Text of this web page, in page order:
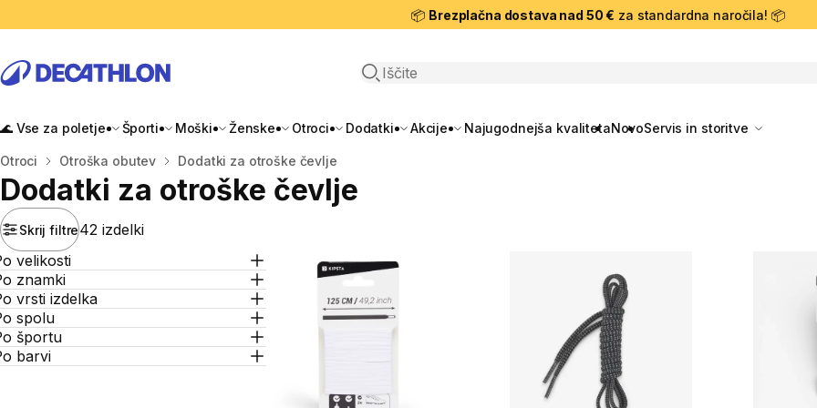
📦 Brezplačna dostava nad 50 € za standardna naročila! 📦
Odpri iskanje
🌊 Vse za poletje Športi Moški Ženske Otroci Dodatki Akcije Najugodnejša kvalitetaNovoServis in storitve
Domov
Otroci Otroška obutev Dodatki za otroške čevlje
Dodatki za otroške čevlje
Skrij filtre42 izdelki
velikosti
znamki
vrsti izdelka
spolu
športu
barvi